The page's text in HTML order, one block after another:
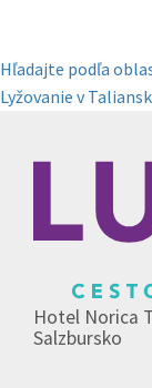
Hľadajte podľa
Lyžovanie v
Hotel Norica
Salzbursko